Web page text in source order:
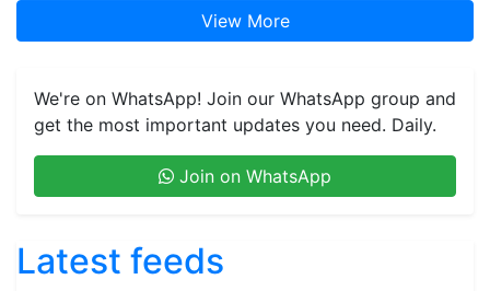
View More
We're on WhatsApp! Join our WhatsApp group and
get the most important updates you need. Daily.
Join on WhatsApp
Latest feeds